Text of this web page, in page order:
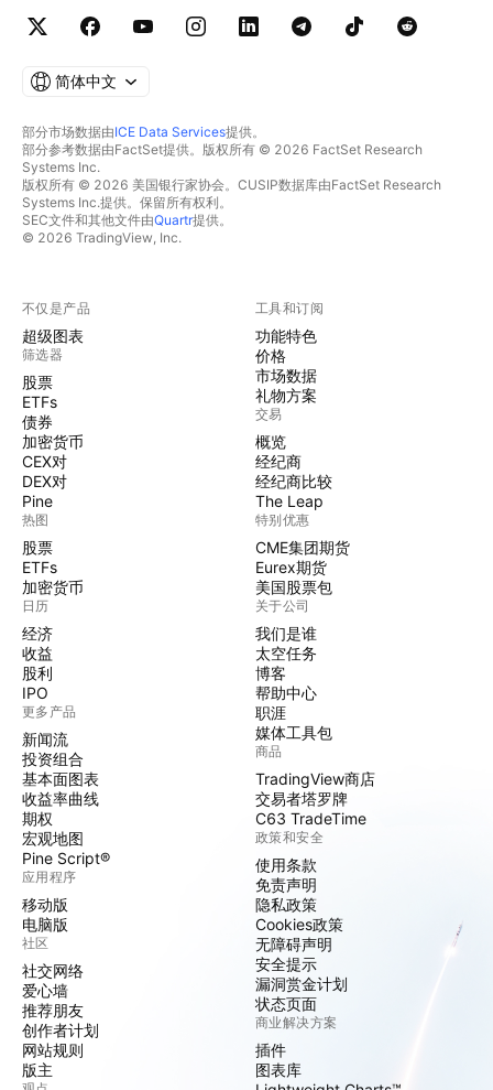
简体中文
部分市场数据由ICE Data Services提供。
部分参考数据由FactSet提供。版权所有 © 2026 FactSet Research
Systems Inc.
版权所有 © 2026 美国银行家协会。CUSIP数据库由FactSet Research
Systems Inc.提供。保留所有权利。
SEC文件和其他文件由Quartr提供。
© 2026 TradingView, Inc.
不仅是产品
超级图表
筛选器
股票
ETFs
债券
加密货币
CEX对
DEX对
Pine
热图
股票
ETFs
加密货币
日历
经济
收益
股利
IPO
更多产品
新闻流
投资组合
基本面图表
收益率曲线
期权
宏观地图
Pine Script®
应用程序
移动版
电脑版
社区
社交网络
爱心墙
推荐朋友
创作者计划
网站规则
版主
工具和订阅
功能特色
价格
市场数据
礼物方案
交易
概览
经纪商
经纪商比较
The Leap
特别优惠
CME集团期货
Eurex期货
美国股票包
关于公司
我们是谁
太空任务
博客
帮助中心
职涯
媒体工具包
商品
TradingView商店
交易者塔罗牌
C63 TradeTime
政策和安全
使用条款
免责声明
隐私政策
Cookies政策
无障碍声明
安全提示
漏洞赏金计划
状态页面
商业解决方案
插件
图表库